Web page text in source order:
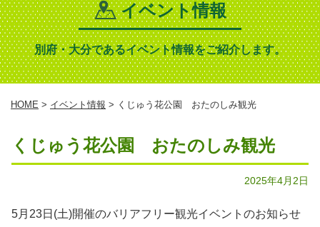
イベント情報
別府・大分であるイベント情報をご紹介します。
HOME > イベント情報 > くじゅう花公園 おたのしみ観光
くじゅう花公園 おたのしみ観光
2025年4月2日
5月23日(土)開催のバリアフリー観光イベントのお知らせ